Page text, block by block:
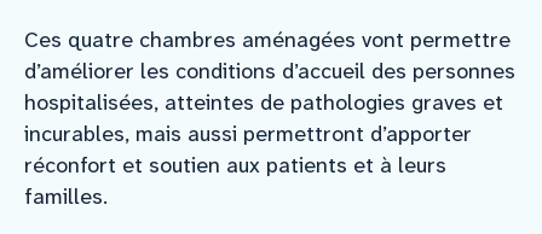
Ces quatre chambres aménagées vont permettre
d’améliorer les conditions d’accueil des personnes
hospitalisées, atteintes de pathologies graves et
incurables, mais aussi permettront d’apporter
réconfort et soutien aux patients et à leurs
familles.